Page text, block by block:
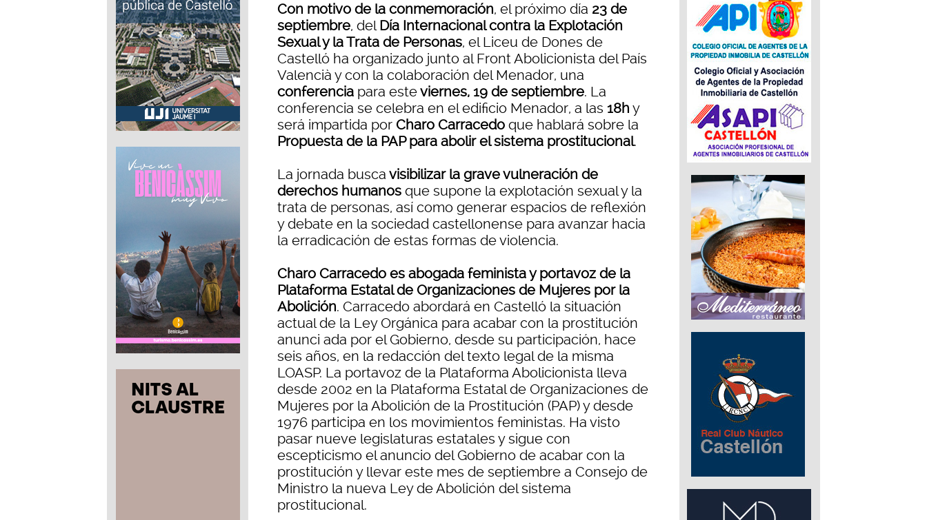
Con motivo de la conmemoración, el próximo día 23 de
septiembre, delDía Internacional contra la Explotación
Sexual y la Trata de Personas, el Liceu de Dones de
Castelló ha organizado junto al Front Abolicionista del País
Valencià y con la colaboración del Menador, una
conferencia para esteviernes, 19 de septiembre. La
conferencia se celebra en el edificio Menador, a las 18h y
será impartida por Charo Carracedo que hablará sobre la
Propuesta de la PAP para abolir el sistema prostitucional.
La jornada busca visibilizar la grave vulneración de
derechos humanos que supone la explotación sexual y la
trata de personas, así como generar espacios de reflexión
y debate en la sociedad castellonense para avanzar hacia
la erradicación de estas formas de violencia.
Charo Carracedo es abogada feminista y portavoz de la
Plataforma Estatal de Organizaciones de Mujeres por la
Abolición. Carracedo abordará en Castelló la situación
actual de la Ley Orgánica para acabar con la prostitución
anunci ada por el Gobierno, desde su participación, hace
seis años, en la redacción del texto legal de la misma
LOASP. La portavoz de la Plataforma Abolicionista lleva
desde 2002 en la Plataforma Estatal de Organizaciones de
Mujeres por la Abolición de la Prostitución (PAP) y desde
1976 participa en los movimientos feministas. Ha visto
pasar nueve legislaturas estatales y sigue con
escepticismo el anuncio del Gobierno de acabar con la
prostitución y llevar este mes de septiembre a Consejo de
Ministro la nueva Ley de Abolición del sistema
prostitucional.